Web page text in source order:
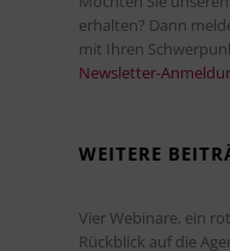
erhalten? Dann
mit Ihren
Newsletter-
WEITERE
Vier Webinare, ein
Rückblick auf die